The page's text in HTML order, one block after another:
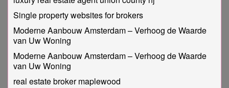
Single property websites for brokers
Moderne Aanbouw Amsterdam – Verhoog de Waarde
van Uw Woning
Moderne Aanbouw Amsterdam – Verhoog de Waarde
van Uw Woning
real estate broker maplewood